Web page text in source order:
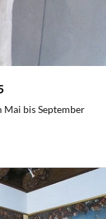
bis September